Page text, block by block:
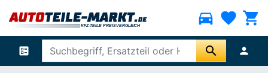
directions_car favorite shopping_cart
ballot search person